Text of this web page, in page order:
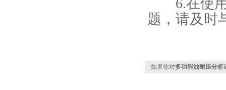
6.在使用
题，请及时
如果你对多功能油耐压分析